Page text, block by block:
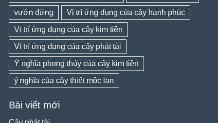
vườn đứng Vị trí ứng dụng của cây hạnh phúc
Vị trí ứng dụng của cây kim tiền
Vị trí ứng dụng của cây phát tài
Ý nghĩa phong thủy của cây kim tiền
ý nghĩa của cây thiết mộc lan
Bài viết mới